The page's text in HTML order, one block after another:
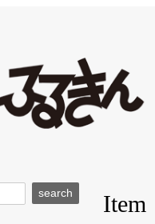
Item
search